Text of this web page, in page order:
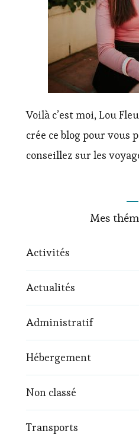
Voilà c’est moi, Lou
crée ce blog pour vous
conseillez sur les
Mes
Activités
Actualités
Administratif
Hébergement
Non classé
Transports